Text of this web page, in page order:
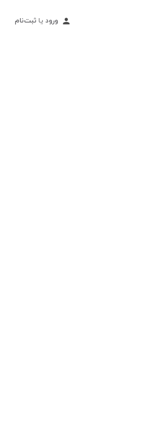
ورود یا ثبت‌نام